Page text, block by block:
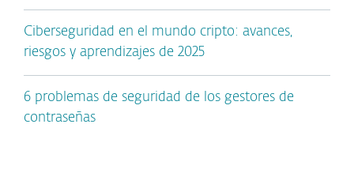
Ciberseguridad en el mundo cripto: avances,
riesgos y aprendizajes de 2025
6 problemas de seguridad de los gestores de
contraseñas